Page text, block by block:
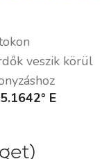
veszik körül
E